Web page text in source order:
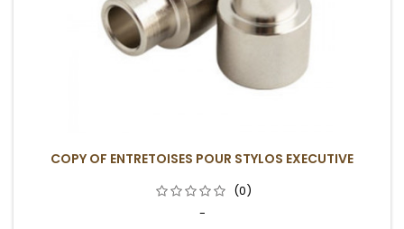
COPY OF ENTRETOISES POUR STYLOS EXECUTIVE
(0)
-